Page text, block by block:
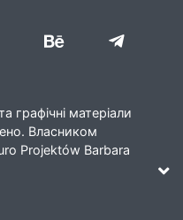
графічні матеріали
Власником
Projektów Barbara